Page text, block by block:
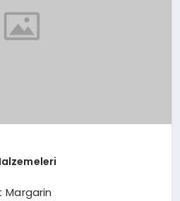
Margarin